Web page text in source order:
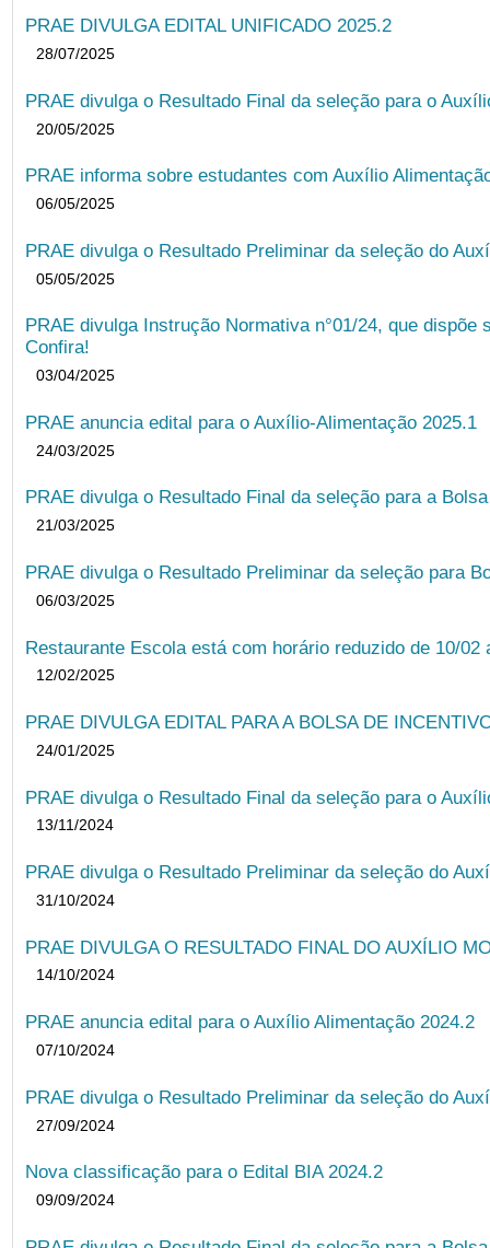
PRAE DIVULGA EDITAL UNIFICADO 2025.2
28/07/2025
PRAE divulga o Resultado Final da seleção para o
20/05/2025
PRAE informa sobre estudantes com Auxílio
06/05/2025
PRAE divulga o Resultado Preliminar da seleção do
05/05/2025
PRAE divulga Instrução Normativa n°01/24, que
Confira!
03/04/2025
PRAE anuncia edital para o Auxílio-Alimentação 2025.1
24/03/2025
PRAE divulga o Resultado Final da seleção para a
21/03/2025
PRAE divulga o Resultado Preliminar da seleção para
06/03/2025
Restaurante Escola está com horário reduzido de 10/
12/02/2025
PRAE DIVULGA EDITAL PARA A BOLSA DE
24/01/2025
PRAE divulga o Resultado Final da seleção para o
13/11/2024
PRAE divulga o Resultado Preliminar da seleção do
31/10/2024
PRAE DIVULGA O RESULTADO FINAL DO AUXÍLIO
14/10/2024
PRAE anuncia edital para o Auxílio Alimentação 2024.2
07/10/2024
PRAE divulga o Resultado Preliminar da seleção do
27/09/2024
Nova classificação para o Edital BIA 2024.2
09/09/2024